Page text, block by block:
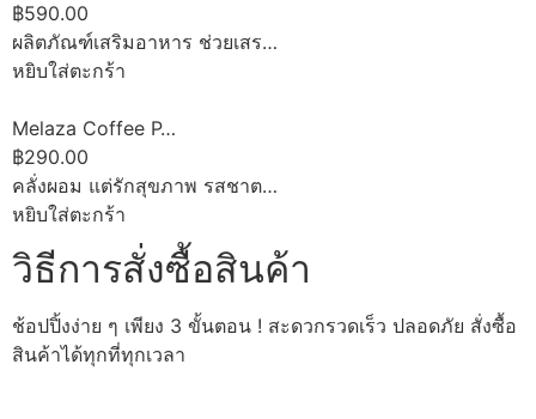
฿590.00
ผลิตภัณฑ์เสริมอาหาร ช่วยเสร…
หยิบใส่ตะกร้า
Melaza Coffee P…
฿290.00
คลั่งผอม แต่รักสุขภาพ รสชาต…
หยิบใส่ตะกร้า
วิธีการสั่งซื้อสินค้า
ช้อปปิ้งง่าย ๆ เพียง 3 ขั้นตอน ! สะดวกรวดเร็ว ปลอดภัย สั่งซื้อ
สินค้าได้ทุกที่ทุกเวลา